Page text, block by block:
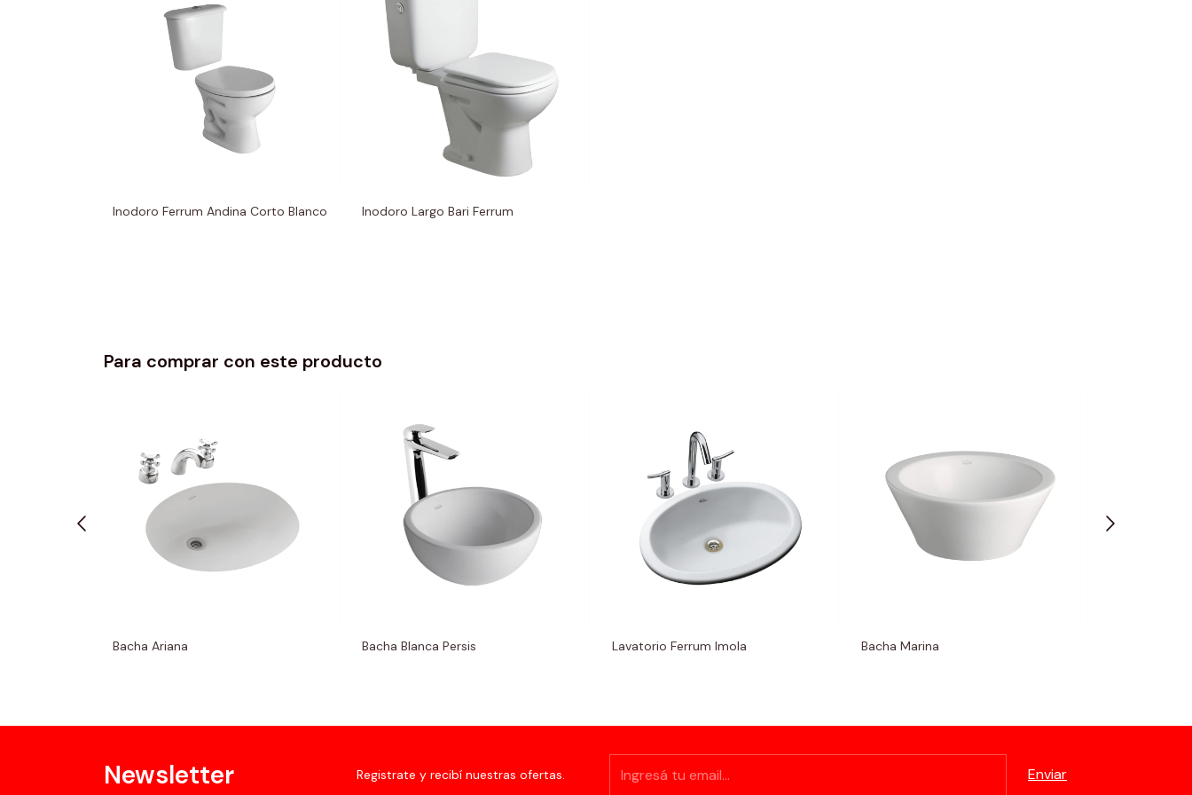
Inodoro Ferrum Andina Corto Blanco Inodoro Largo Bari Ferrum
Para comprar con este producto
Bacha Ariana Bacha Blanca Persis Lavatorio Ferrum Imola Bacha Marina
Newsletter Registrate y recibí nuestras ofertas.